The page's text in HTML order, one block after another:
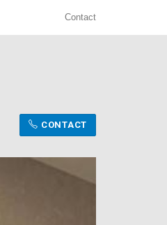
Contact
CONTACT